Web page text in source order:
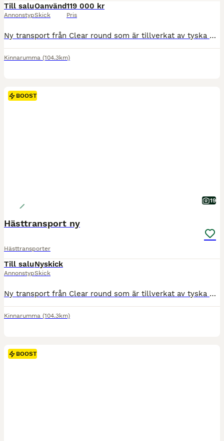
Till salu
Annonstyp
Oanvänd
Skick
119 000 kr
Pris
Ny transport från Clear round som är tillverkat av tyska Bucker. En kvalitéts släp utöver det vanliga. Har 3 st nya släp kvar uttagna 2024-06-01 ny pris 215 000 kr Mitt pris från 119 000 kr Detta är en edition utgåva och är extra utrustad med: Panoramatak Broddmatta Extra steg bak Säkerhetsdrag Spark skydd utdragbar sadel hållare. Aluminium fälgar. Clear Round Alu
Kinnarumma (104.3km)
BOOST
19
Hästtransport ny
Hästtransporter
Till salu
Annonstyp
Nyskick
Skick
Ny transport från Clear round som är tillverkat av tyska Bucker. En kvalitéts släp utöver det vanliga. Denna är uttagen 2025-09-01 och är ny. Registrerad på 1700 kg. Detta är en edition utgåva och är extra utrustad med: Panoramatak Trailerlås Extra steg bak Aluminium fälgar med MS däck Sadelskåp - låsbart PRIS: 109 900 kr inkl avdragbar moms. www.slapoutet.se RIng
Kinnarumma (104.3km)
BOOST